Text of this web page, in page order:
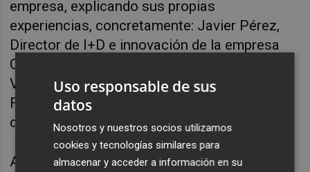
empresa, explicando sus propias
experiencias, concretamente: Javier Pérez,
Director de I+D e innovación de la empresa
Colorobbia
Valladares, Director General de Realonda, y
Fernando Frutos, responsable de Desarrollo
de Negocio de la empresa Optimitive.
Además, el evento contará con la
Uso responsable de sus
datos
Nosotros y nuestros socios utilizamos
cookies y tecnologías similares para
almacenar y acceder a información en su